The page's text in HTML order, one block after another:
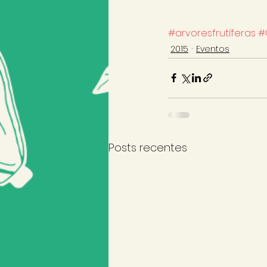
#arvoresfrutíferas
2015 Eventos
Posts recentes